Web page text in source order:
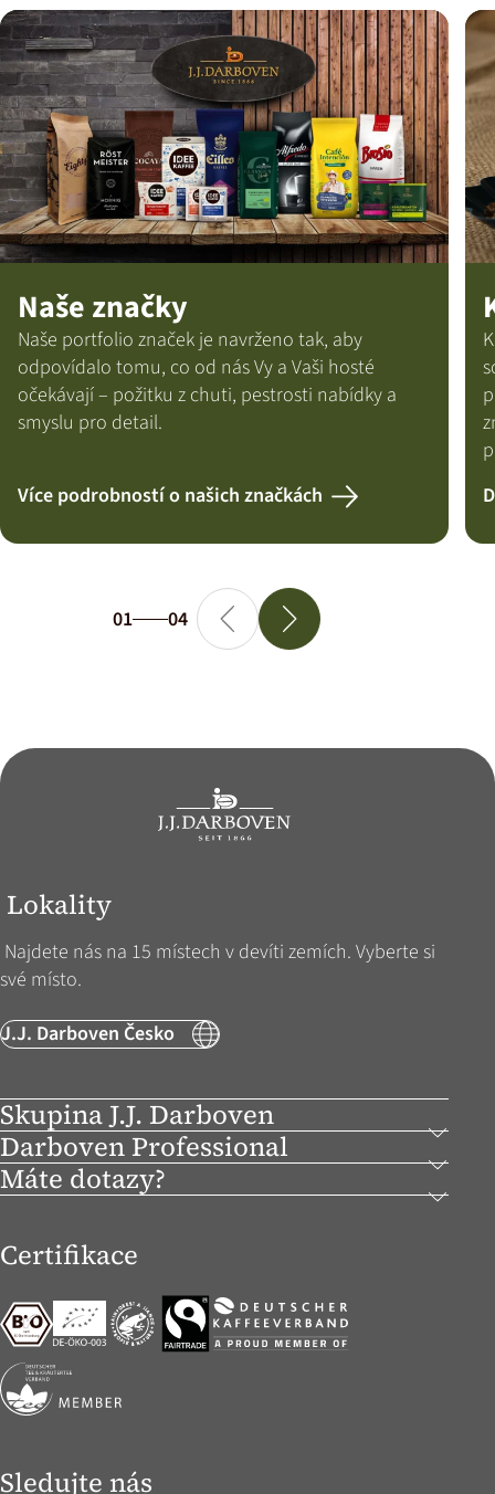
Naše značky
Naše portfolio značek je navrženo tak, aby
odpovídalo tomu, co od nás Vy a Vaši hosté
očekávají – požitku z chuti, pestrosti nabídky a
smyslu pro detail.
Více podrobností o našich značkách
01 04
Skupina J.J. Darboven
Lokality
Najdete nás na 15 místech v devíti zemích. Vyberte si
své místo.
J.J. Darboven Česko
Darboven Professional
Máte dotazy?
Certifikace
Sledujte nás